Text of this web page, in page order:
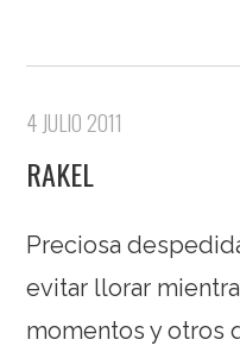
4 JULIO 2011
RAKEL
Preciosa
evitar llorar
momentos y otros